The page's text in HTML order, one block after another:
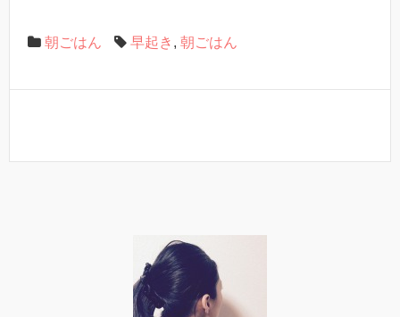
朝ごはん 早起き , 朝ごはん